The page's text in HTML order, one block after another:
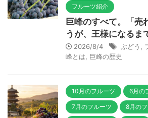
フルーツ紹介
巨峰のすべて。「売
うが、王様になるま
2026/8/4 ぶどう
峰とは
巨峰の歴史
10月のフルーツ 6月の
7月のフルーツ 8月の